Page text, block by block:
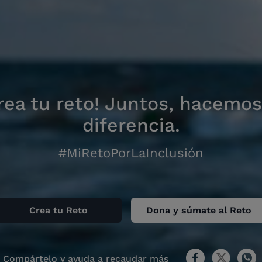
tu reto! Juntos,
diferencia.
#MiRetoPorLaInclusión
Crea tu Reto Dona y súmate al Reto
Compártelo y ayuda a recaudar más